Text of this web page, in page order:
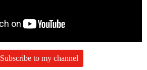
Subscribe to my channel